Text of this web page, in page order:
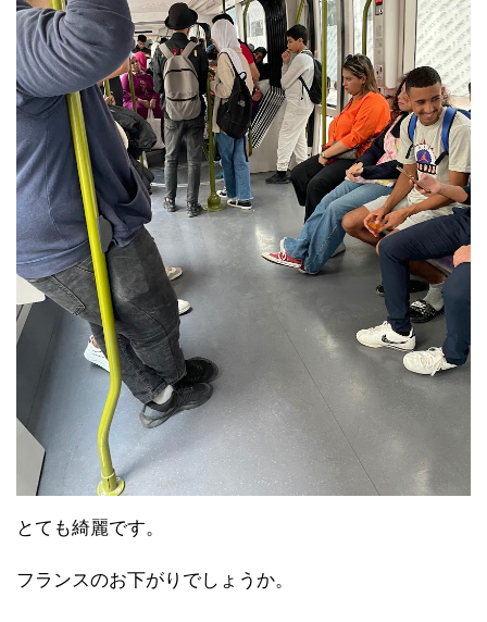
とても綺麗です。
フランスのお下がりでしょうか。